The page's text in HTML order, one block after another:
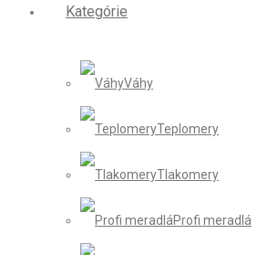
Kategórie
Váhy
Teplomery
Tlakomery
Profi meradlá